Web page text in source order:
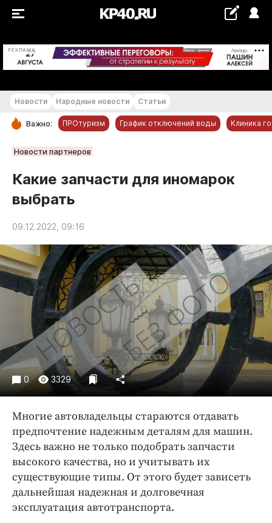
РЕКЛАМА +16...+17 °С
РУБРИКИ
Статьи
Народные новости
Авто и транспорт
Благоустройство
Криминал
Культура
Недвижимость и ЖКХ
Образование
Общество
Погода
Праздники
Спорт
Экономика и бизнес
ПРОЕКТЫ
Блоги
Издания
Новости Народные новости Статьи
Важно: ПРОтуризм График отключений воды Клиника
Новости партнеров
Какие запчасти для иномарок
выбрать
09.12.2022, 09:16
0 3329
Многие автовладельцы стараются отдавать
предпочтение надежным деталям для машин.
Здесь важно не только подобрать запчасти
высокого качества, но и учитывать их
существующие типы. От этого будет зависеть
дальнейшая надежная и долговечная
эксплуатация автотранспорта.